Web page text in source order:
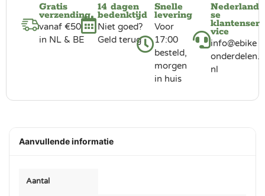
Gratis
verzending
vanaf €50
in NL & BE
14 dagen
bedenktijd
Niet goed?
Geld terug
Snelle
levering
Voor
17:00
besteld,
morgen
in huis
Nederland
se
klantenser
vice
info@ebike
onderdelen.
nl
Aanvullende informatie
Aantal